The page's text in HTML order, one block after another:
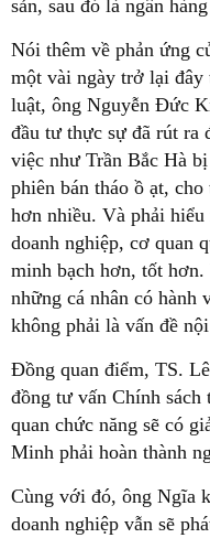
sản, sau đó là ngân
Nói thêm về phản ứng
một vài ngày trở lại
luật, ông Nguyễn Đức
đầu tư thực sự đã rút ra
việc như Trần Bắc Hà
phiên bán tháo ồ ạt,
hơn nhiều. Và phải
doanh nghiệp, cơ quan
minh bạch hơn, tốt
những cá nhân có
không phải là vấn đề
Đồng quan điểm, TS.
đồng tư vấn Chính sách
quan chức năng sẽ có
Minh phải hoàn thành
Cùng với đó, ông Ngĩa
doanh nghiệp vẫn sẽ